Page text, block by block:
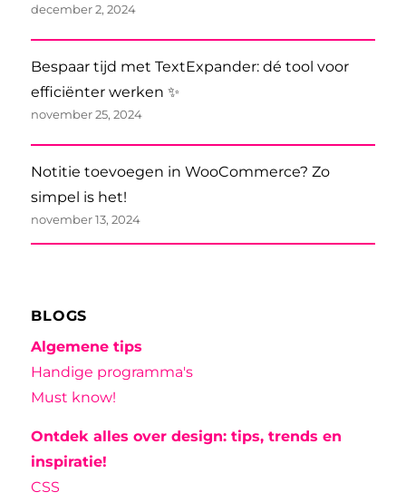
december 2, 2024
Bespaar tijd met TextExpander: dé tool voor
efficiënter werken ✨
november 25, 2024
Notitie toevoegen in WooCommerce? Zo
simpel is het!
november 13, 2024
BLOGS
Algemene tips
Handige programma's
Must know!
Ontdek alles over design: tips, trends en
inspiratie!
CSS